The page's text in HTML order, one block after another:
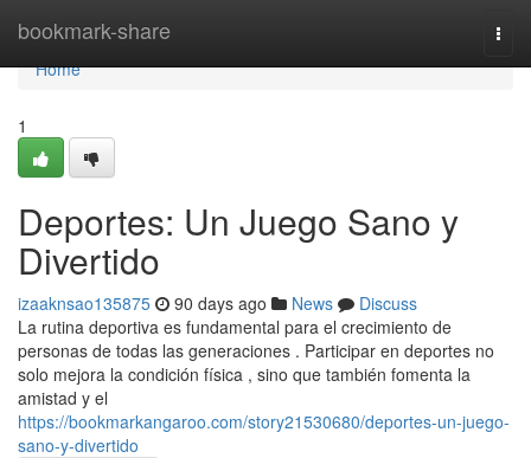
bookmark-share
Home
Home
1
Deportes: Un Juego Sano y
Divertido
izaaknsao135875 90 days ago News
Discuss
La rutina deportiva es fundamental para el crecimiento de
personas de todas las generaciones . Participar en deportes no
solo mejora la condición física , sino que también fomenta la
amistad y el
https://bookmarkangaroo.com/story21530680/deportes-un-juego-
sano-y-divertido